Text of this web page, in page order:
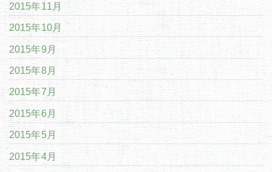
2015年11月
2015年10月
2015年9月
2015年8月
2015年7月
2015年6月
2015年5月
2015年4月